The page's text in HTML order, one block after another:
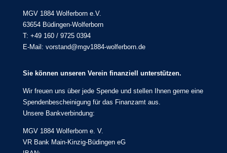
MGV 1884 Wolferborn e.V.
63654 Büdingen-Wolferborn
T: +49 160 / 9725 0394
E-Mail: vorstand@mgv1884-wolferborn.de
Sie können unseren Verein finanziell unterstützen.
Wir freuen uns über jede Spende und stellen Ihnen gerne eine
Spendenbescheinigung für das Finanzamt aus.
Unsere Bankverbindung:
MGV 1884 Wolferborn e. V.
VR Bank Main-Kinzig-Büdingen eG